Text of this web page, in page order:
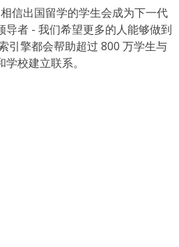
信出国留学的学生会成为下一代
导者 - 我们希望更多的人能够做到
引擎都会帮助超过 800 万学生与
校建立联系。